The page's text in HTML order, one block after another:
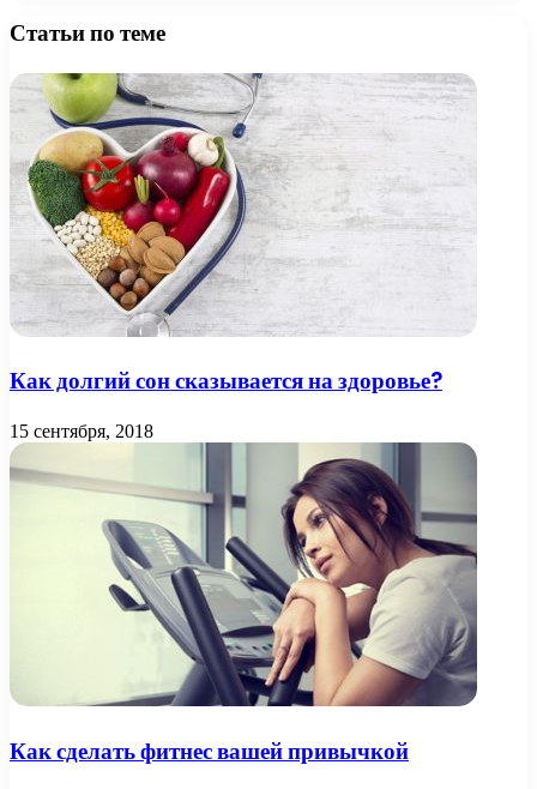
Статьи по теме
Как долгий сон сказывается на здоровье?
15 сентября, 2018
Как сделать фитнес вашей привычкой